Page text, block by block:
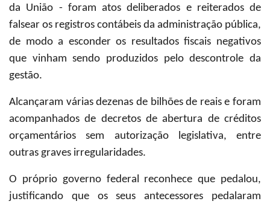
da União - foram atos deliberados e reiterados de
falsear os registros contábeis da administração pública,
de modo a esconder os resultados fiscais negativos
que vinham sendo produzidos pelo descontrole da
gestão.
Alcançaram várias dezenas de bilhões de reais e foram
acompanhados de decretos de abertura de créditos
orçamentários sem autorização legislativa, entre
outras graves irregularidades.
O próprio governo federal reconhece que pedalou,
justificando que os seus antecessores pedalaram